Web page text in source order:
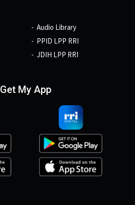
Audio Library
PPID LPP RRI
JDIH LPP RRI
Get My App